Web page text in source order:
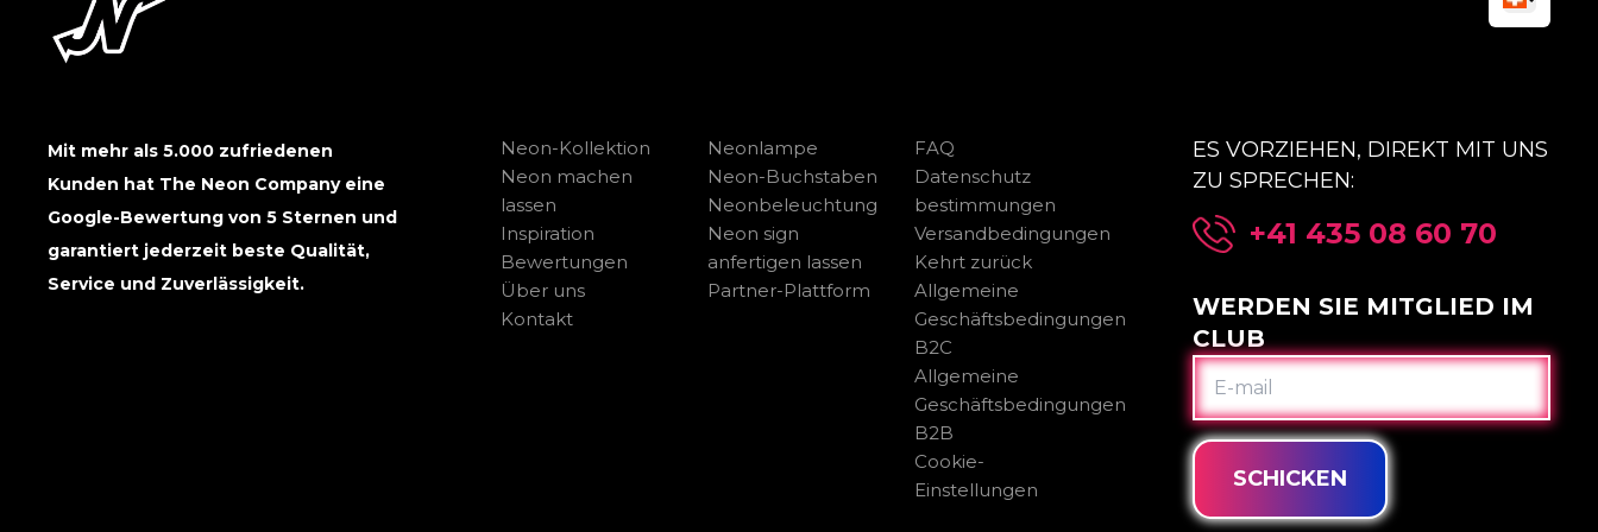
Mit mehr als 5.000 zufriedenen
Kunden hat The Neon Company eine
Google-Bewertung von 5 Sternen und
garantiert jederzeit beste Qualität,
Service und Zuverlässigkeit.
Neon-Kollektion
Neon machen
lassen
Inspiration
Bewertungen
Über uns
Kontakt
Neonlampe
Neon-Buchstaben
Neonbeleuchtung
Neon sign
anfertigen lassen
Partner-Plattform
FAQ
Datenschutz
bestimmungen
Versandbedingungen
Kehrt zurück
Allgemeine
Geschäftsbedingungen
B2C
Allgemeine
Geschäftsbedingungen
B2B
Cookie-
Einstellungen
ES VORZIEHEN, DIREKT MIT UNS
ZU SPRECHEN:
+41 435 08 60 70
WERDEN SIE MITGLIED IM
CLUB
E-
MAIL
SCHICKEN